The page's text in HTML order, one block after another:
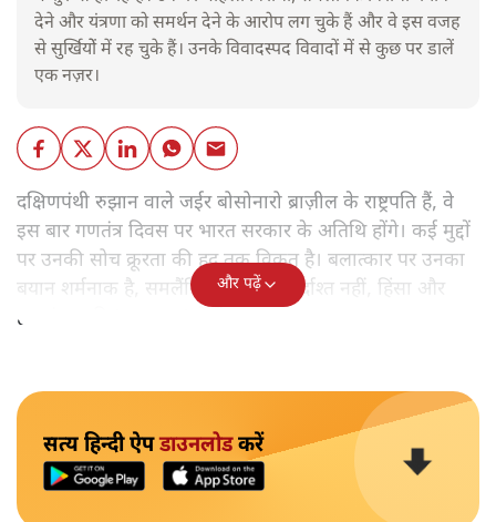
देने और यंत्रणा को समर्थन देने के आरोप लग चुके हैं और वे इस वजह
से सुर्खियोें में रह चुके हैं। उनके विवादस्पद विवादों में से कुछ पर डालें
एक नज़र।
दक्षिणपंथी रुझान वाले जईर बोसोनारो ब्राज़ील के राष्ट्रपति हैं, वे
इस बार गणतंत्र दिवस पर भारत सरकार के अतिथि होंगे। कई मुद्दों
पर उनकी सोच क्रूरता की हद तक विकृत है। बलात्कार पर उनका
बयान शर्मनाक है, समलैंगिक लोग उन्हें बर्दाश्त नहीं, हिंसा और
हत्याएं उनकी 'रूल-बुक' में हैं।
और पढ़ें
सत्य हिन्दी ऐपडाउनलोडकरें